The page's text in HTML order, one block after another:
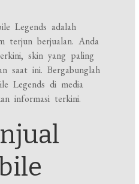
Legends adalah
terjun berjualan. Anda
skin yang paling
saat ini. Bergabunglah
Legends di media
informasi terkini.